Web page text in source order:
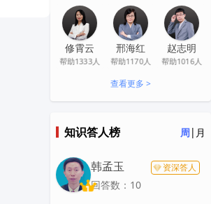
修霄云
帮助1333人
邢海红
帮助1170人
赵志明
帮助1016人
查看更多 >
知识答人榜 周| 月
韩孟玉 资深答人
回答数：10